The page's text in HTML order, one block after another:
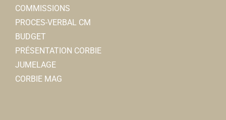
COMMISSIONS
PROCES-VERBAL CM
BUDGET
PRÉSENTATION CORBIE
JUMELAGE
CORBIE MAG